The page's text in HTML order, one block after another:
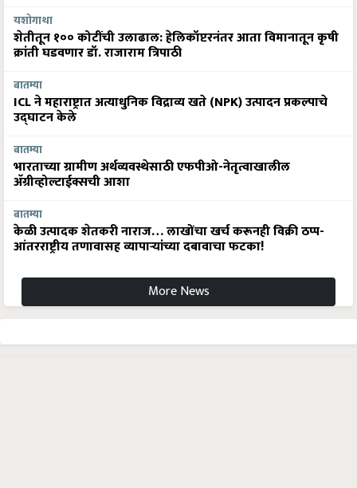
यशोगाथा
शेतीतून १०० कोटींची उलाढाल: हेलिकॉप्टरनंतर आता विमानातून कृषी
क्रांती घडवणार डॉ. राजाराम त्रिपाठी
बातम्या
ICL ने महाराष्ट्रात अत्याधुनिक विद्राव्य खते (NPK) उत्पादन प्रकल्पाचे
उद्घाटन केले
बातम्या
भारताच्या ग्रामीण अर्थव्यवस्थेसाठी एफपीओ-नेतृत्वाखालील
अ‍ॅग्रीव्होल्टाईक्सची आशा
बातम्या
केळी उत्पादक शेतकरी नाराज… लाखोंचा खर्च करूनही विक्री ठप्प-
आंतरराष्ट्रीय तणावासह व्यापाऱ्यांच्या दबावाचा फटका!
More News